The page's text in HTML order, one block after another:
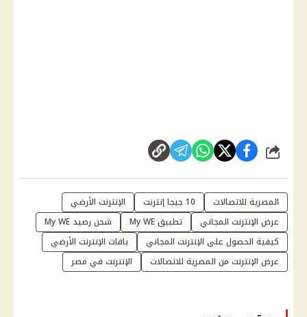
شارك
المصرية للاتصالات 10 جيجا إنترنت
الإنترنت الأرضي
عرض الإنترنت المجاني
تطبيق My WE
شحن رصيد My WE
كيفية الحصول على الإنترنت المجاني
باقات الإنترنت الأرضي
عرض الإنترنت من المصرية للاتصالات
الإنترنت في مصر